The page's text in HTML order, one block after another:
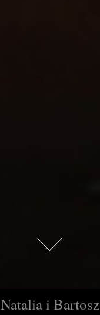
Natalia i Bartosz